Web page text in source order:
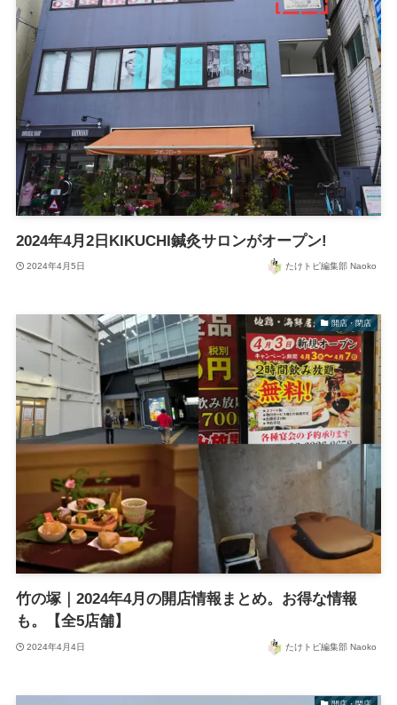
2024年4月2日KIKUCHI鍼灸サロンがオープン!
2024年4月5日 たけトピ編集部 Naoko
開店・閉店
竹の塚｜2024年4月の開店情報まとめ。お得な情報
も。【全5店舗】
2024年4月4日 たけトピ編集部 Naoko